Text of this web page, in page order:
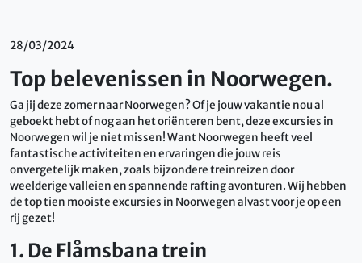
28/03/2024
Top belevenissen in Noorwegen.
Ga jij deze zomer naar Noorwegen? Of je jouw vakantie nou al
geboekt hebt of nog aan het oriënteren bent, deze excursies in
Noorwegen wil je niet missen! Want Noorwegen heeft veel
fantastische activiteiten en ervaringen die jouw reis
onvergetelijk maken, zoals bijzondere treinreizen door
weelderige valleien en spannende rafting avonturen. Wij hebben
de top tien mooiste excursies in Noorwegen alvast voor je op een
rij gezet!
1. De Flåmsbana trein